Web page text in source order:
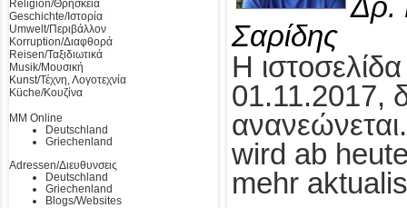
Religion/Θρησκεία
Geschichte/Ιστορία
Umwelt/Περιβάλλον
Korruption/Διαφθορά
Reisen/Ταξιδιωτικά
Musik/Μουσική
Kunst/Τέχνη, Λογοτεχνία
Küche/Κουζίνα
MM Online
Deutschland
Griechenland
Adressen/Διευθυνσεις
Deutschland
Griechenland
Blogs/Websites
Δρ.
Σαρίδης
Η
01.11.2017,
wird ab
mehr